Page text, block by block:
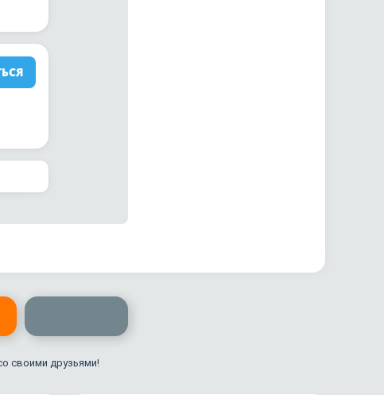
своими друзьями!